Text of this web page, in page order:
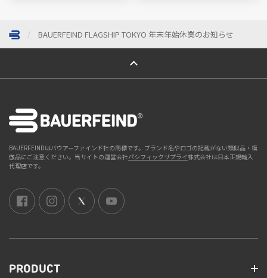
BAUERFEIND FLAGSHIP TOKYO 年末年始休業のお知らせ
ページトップへ
BAUERFEINDはバウアーファインド社の商標です。ブランド名やロゴの記載がない類似品・模
倣品にご注意ください。当サイトの運営会社パシフィックサプライ株式会社は日本正規輸入
代理店です。
PRODUCT